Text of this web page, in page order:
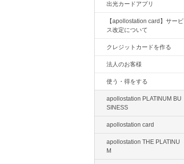
出光カードアプリ
【apollostation card】サービ
ス改定について
クレジットカードを作る
法人のお客様
使う・得をする
apollostation PLATINUM BU
SINESS
apollostation card
apollostation THE PLATINU
M